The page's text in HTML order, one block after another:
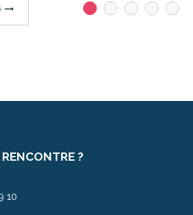
trending_flat
?
10